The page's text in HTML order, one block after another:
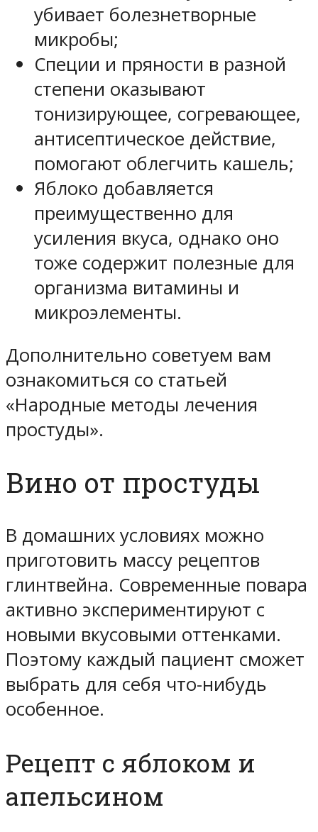
убивает болезнетворные
микробы;
Специи и пряности в разной
степени оказывают
тонизирующее, согревающее,
антисептическое действие,
помогают облегчить кашель;
Яблоко добавляется
преимущественно для
усиления вкуса, однако оно
тоже содержит полезные для
организма витамины и
микроэлементы.
Дополнительно советуем вам
ознакомиться со статьей
«Народные методы лечения
простуды».
Вино от простуды
В домашних условиях можно
приготовить массу рецептов
глинтвейна. Современные повара
активно экспериментируют с
новыми вкусовыми оттенками.
Поэтому каждый пациент сможет
выбрать для себя что-нибудь
особенное.
Рецепт с яблоком и
апельсином